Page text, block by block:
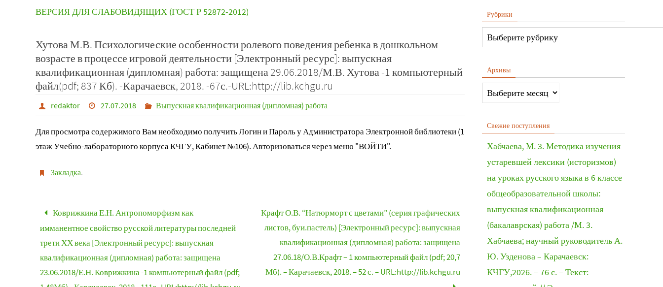
ВЕРСИЯ ДЛЯ СЛАБОВИДЯЩИХ (ГОСТ Р 52872-2012)
Хутова М.В. Психологические особенности ролевого поведения ребенка в дошкольном
возрасте в процессе игровой деятельности [Электронный ресурс]: выпускная
квалификационная (дипломная) работа: защищена 29.06.2018/М.В. Хутова -1 компьютерный
файл(pdf; 837 Кб). -Карачаевск, 2018. -67с.-URL:http://lib.kchgu.ru
redaktor 27.07.2018 Выпускная квалификационная (дипломная) работа
Для просмотра содержимого Вам необходимо получить Логин и Пароль у Администратора Электронной библиотеки (1
этаж Учебно-лабораторного корпуса КЧГУ, Кабинет №106). Авторизоваться через меню "ВОЙТИ".
Закладка.
Коврижкина Е.Н. Антропоморфизм как
имманентное свойство русской литературы последней
трети ХХ века [Электронный ресурс]: выпускная
квалификационная (дипломная) работа: защищена
23.06.2018/Е.Н. Коврижкина -1 компьютерный файл (pdf;
Крафт О.В. “Натюрморт с цветами” (серия графических
листов, буи.пастель) [Электронный ресурс]: выпускная
квалификационная (дипломная) работа: защищена
27.06.18/О.В.Крафт – 1 компьютерный файл (pdf; 20,7
Мб). – Карачаевск, 2018. – 52 с. – URL:http://lib.kchgu.ru
Рубрики
Архивы
Свежие поступления
Хабчаева, М. 3. Методика изучения
устаревшей лексики (историзмов)
на уроках русского языка в 6 классе
общеобразовательной школы:
выпускная квалификационная
(бакалаврская) работа /М. 3.
Хабчаева; научный руководитель А.
Ю. Узденова – Карачаевск:
КЧГУ,2026. – 76 с. – Текст: